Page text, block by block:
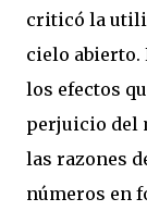
criticó la
cielo abierto.
los efectos
perjuicio del
las razones
números en